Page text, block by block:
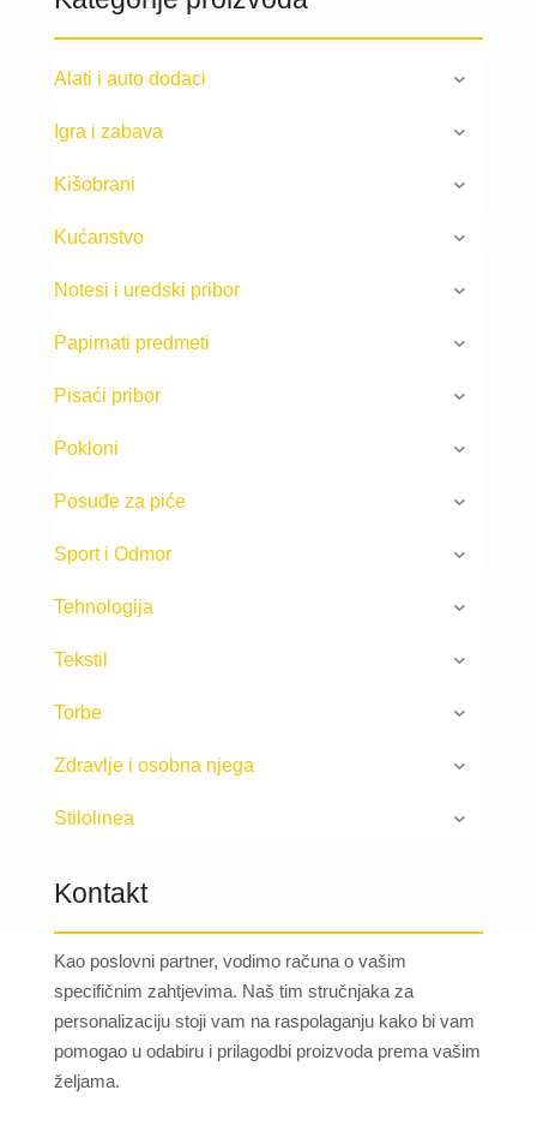
Alati i auto dodaci
Igra i zabava
Kišobrani
Kućanstvo
Notesi i uredski pribor
Papirnati predmeti
Pisaći pribor
Pokloni
Posuđe za piće
Sport i Odmor
Tehnologija
Tekstil
Torbe
Zdravlje i osobna njega
Stilolinea
Kontakt
Kao poslovni partner, vodimo računa o vašim
specifičnim zahtjevima. Naš tim stručnjaka za
personalizaciju stoji vam na raspolaganju kako bi vam
pomogao u odabiru i prilagodbi proizvoda prema vašim
željama.